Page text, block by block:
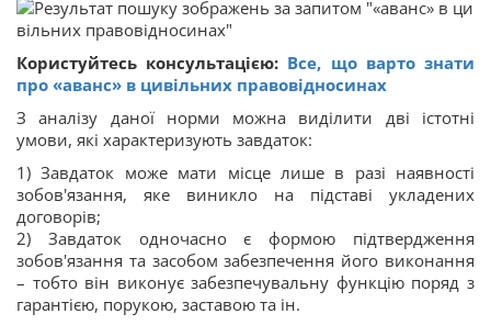
Користуйтесь консультацією: Все, що варто знати
про «аванс» в цивільних правовідносинах
З аналізу даної норми можна виділити дві істотні
умови, які характеризують завдаток:
1) Завдаток може мати місце лише в разі наявності
зобов'язання, яке виникло на підставі укладених
договорів;
2) Завдаток одночасно є формою підтвердження
зобов'язання та засобом забезпечення його виконання
– тобто він виконує забезпечувальну функцію поряд з
гарантією, порукою, заставою та ін.